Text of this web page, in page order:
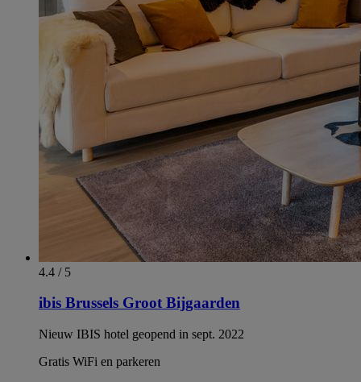
4.4 / 5
ibis Brussels Groot Bijgaarden
Nieuw IBIS hotel geopend in sept. 2022
Gratis WiFi en parkeren